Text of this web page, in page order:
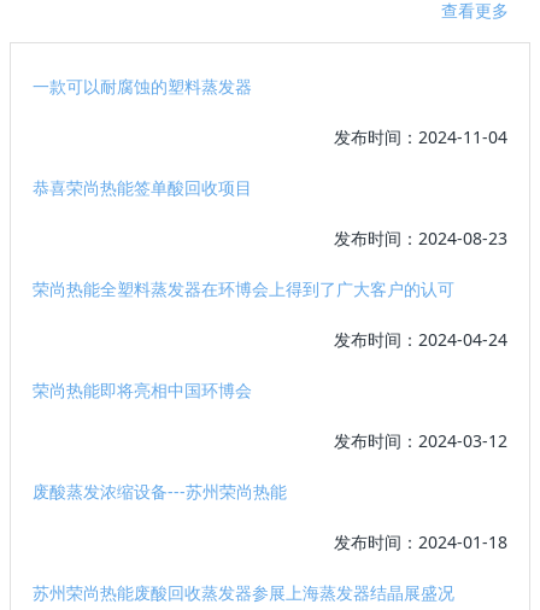
查看更多
一款可以耐腐蚀的塑料蒸发器
发布时间：2024-11-04
恭喜荣尚热能签单酸回收项目
发布时间：2024-08-23
荣尚热能全塑料蒸发器在环博会上得到了广大客户的认可
发布时间：2024-04-24
荣尚热能即将亮相中国环博会
发布时间：2024-03-12
废酸蒸发浓缩设备---苏州荣尚热能
发布时间：2024-01-18
苏州荣尚热能废酸回收蒸发器参展上海蒸发器结晶展盛况